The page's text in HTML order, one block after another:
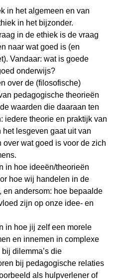
in het algemeen en van
in het bijzonder.
in de ethiek is de vraag
naar wat goed is (en
Vandaar: wat is goede
onderwijs?
over de (filosofische)
pedagogische theorieën
waarden die daaraan ten
iedere theorie en praktijk van
het lesgeven gaat uit van
over wat goed is voor de zich
in hoe ideeën/theorieën
hoe wij handelen in de
en andersom: hoe bepaalde
zijn op onze idee- en
in hoe jij zelf een morele
en innemen in complexe
dilemma’s die
bij pedagogische relaties
als hulpverlener of